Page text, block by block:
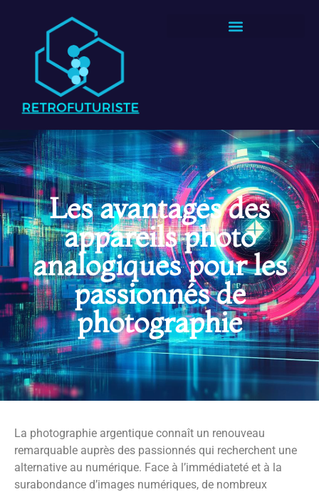
Les avantages des
appareils photo
analogiques pour les
passionnés de
photographie
La photographie argentique connaît un renouveau
remarquable auprès des passionnés qui recherchent une
alternative au numérique. Face à l’immédiateté et à la
surabondance d’images numériques, de nombreux